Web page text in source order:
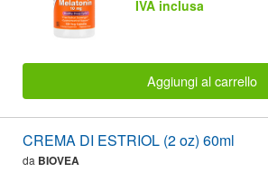
IVA inclusa
Aggiungi al carrello
CREMA DI ESTRIOL (2 oz) 60ml
da BIOVEA